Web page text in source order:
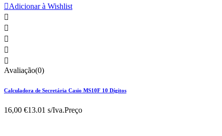
Adicionar à Wishlist





Avaliação(0)
Calculadora de Secretária Casio MS10F 10 Dígitos
16,00 €13.01 s/Iva.Preço